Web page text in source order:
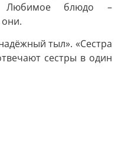
Любимое блюдо –
тыл». «Сестра
сестры в один